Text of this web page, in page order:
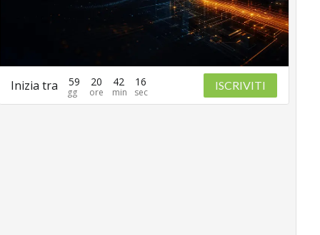
Inizia tra 59 20 42 15 ISCRIVITI